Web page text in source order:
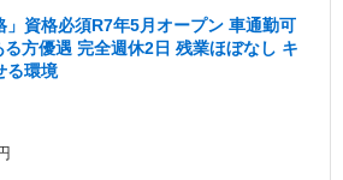
」資格必須R7年5月オープン 車通勤可
方優遇 完全週休2日 残業ほぼなし キ
る環境